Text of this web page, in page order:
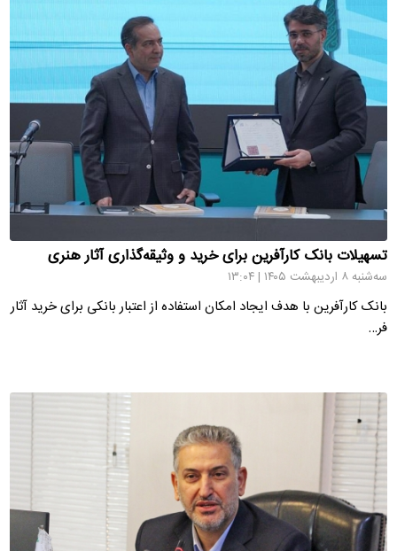
تسهیلات بانک کارآفرین برای خرید و وثیقه‌گذاری آثار هنری
سه‌شنبه ۸ اردیبهشت ۱۴۰۵ | ۱۳:۰۴
بانک کارآفرین با هدف ایجاد امکان استفاده از اعتبار بانکی برای خرید آثار
فر…